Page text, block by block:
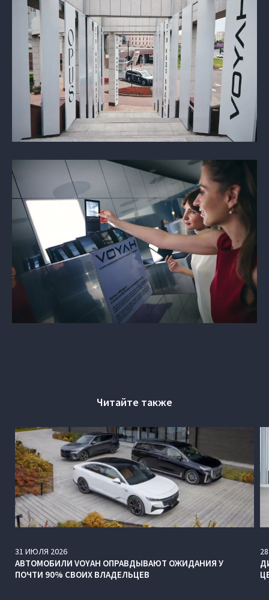
Читайте также
31 ИЮЛЯ 2026
АВТОМОБИЛИ VOYAH ОПРАВДЫВАЮТ ОЖИДАНИЯ У
ПОЧТИ 90% СВОИХ ВЛАДЕЛЬЦЕВ
28